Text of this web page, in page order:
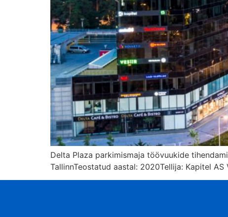
Delta Plaza parkimismaja töövuukide
TallinnTeostatud aastal: 2020Tellija: Kapitel